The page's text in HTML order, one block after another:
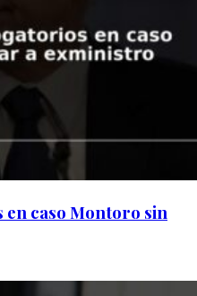
caso Montoro sin